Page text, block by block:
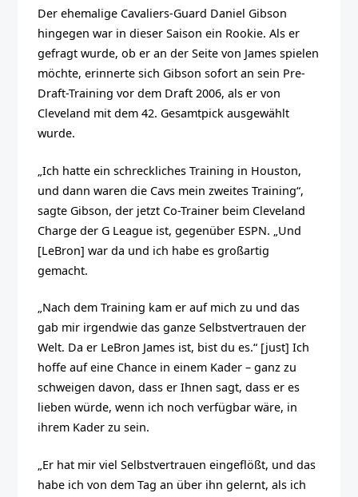
Der ehemalige Cavaliers-Guard Daniel Gibson
hingegen war in dieser Saison ein Rookie. Als er
gefragt wurde, ob er an der Seite von James spielen
möchte, erinnerte sich Gibson sofort an sein Pre-
Draft-Training vor dem Draft 2006, als er von
Cleveland mit dem 42. Gesamtpick ausgewählt
wurde.
„Ich hatte ein schreckliches Training in Houston,
und dann waren die Cavs mein zweites Training“,
sagte Gibson, der jetzt Co-Trainer beim Cleveland
Charge der G League ist, gegenüber ESPN. „Und
[LeBron] war da und ich habe es großartig
gemacht.
„Nach dem Training kam er auf mich zu und das
gab mir irgendwie das ganze Selbstvertrauen der
Welt. Da er LeBron James ist, bist du es.“ [just] Ich
hoffe auf eine Chance in einem Kader – ganz zu
schweigen davon, dass er Ihnen sagt, dass er es
lieben würde, wenn ich noch verfügbar wäre, in
ihrem Kader zu sein.
„Er hat mir viel Selbstvertrauen eingeflößt, und das
habe ich von dem Tag an über ihn gelernt, als ich